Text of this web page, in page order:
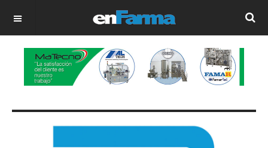
OFF CANVAS